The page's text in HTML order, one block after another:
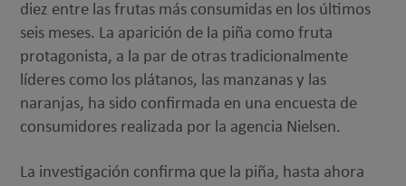
diez entre las frutas más consumidas en los últimos
seis meses. La aparición de la piña como fruta
protagonista, a la par de otras tradicionalmente
líderes como los plátanos, las manzanas y las
naranjas, ha sido confirmada en una encuesta de
consumidores realizada por la agencia Nielsen.
La investigación confirma que la piña, hasta ahora